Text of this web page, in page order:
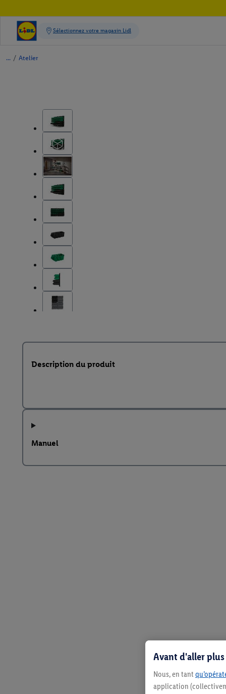
/ Atelier
Description du produit
Manuel
Avant d'aller
Nous, en tant
application